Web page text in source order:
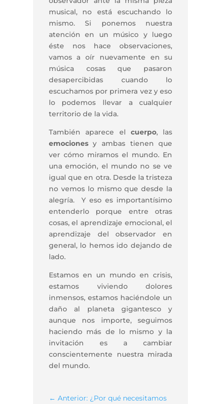
musical, no está escuchando lo
mismo. Si ponemos nuestra
atención en un músico y luego
éste nos hace observaciones,
vamos a oír nuevamente en su
música cosas que pasaron
desapercibidas cuando lo
escuchamos por primera vez y eso
lo podemos llevar a cualquier
territorio de la vida.
También aparece el cuerpo, las
emocionesy ambas tienen que
ver cómo miramos el mundo. En
una emoción, el mundo no se ve
igual que en otra. Desde la tristeza
no vemos lo mismo que desde la
alegría. Y eso es importantísimo
entenderlo porque entre otras
cosas, el aprendizaje emocional, el
aprendizaje del observador en
general, lo hemos ido dejando de
lado.
Estamos en un mundo en crisis,
estamos viviendo dolores
inmensos, estamos haciéndole un
daño al planeta gigantesco y
aunque nos importe, seguimos
haciendo más de lo mismo y la
invitación es a cambiar
conscientemente nuestra mirada
del mundo.
← Anterior: ¿Por qué necesitamos